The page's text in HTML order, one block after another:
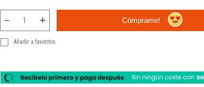
Cómprame!
Añadir a favoritos